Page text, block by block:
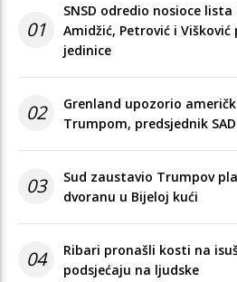
01
SNSD odredio nosioce
Amidžić, Petrović i
jedinice
02
Grenland upozorio
Trumpom, predsjednik
03
Sud zaustavio Trumpov
dvoranu u Bijeloj kući
04
Ribari pronašli kosti na
podsjećaju na ljudske